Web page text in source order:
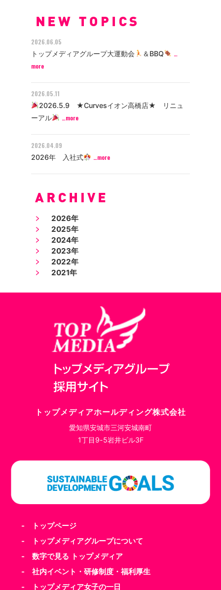
2026.06.05
トップメディアグループ大運動会
＆BBQ
…
more
2026.05.11
2026.5.9 ★Curvesイオン高橋店★ リニュ
ーアル
…more
2026.04.09
2026年 入社式
…more
2026年
2025年
2024年
2023年
2022年
2021年
トップメディアホールディング株式会社
愛知県安城市三河安城南町
1丁目9-5岩井ビル3F
- トップページ
- トップメディアグループについて
- 数字で見る トップメディア
- 社内イベント・研修制度・福利厚生
- トップメディア女子の一日